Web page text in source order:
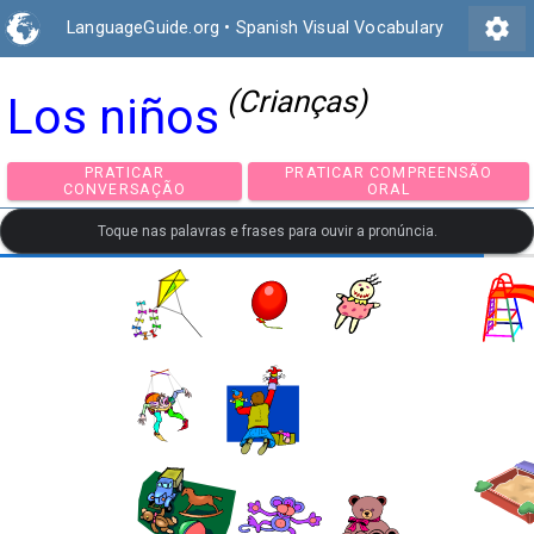
LanguageGuide.org • Spanish Visual Vocabulary settings
Los niños (Crianças)
PRATICAR
CONVERSAÇÃO
PRATICAR
ORAL
Toque nas palavras e frases para ouvir a pronúncia.